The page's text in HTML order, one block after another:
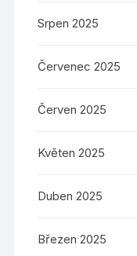
Srpen 2025
Červenec 2025
Červen 2025
Květen 2025
Duben 2025
Březen 2025